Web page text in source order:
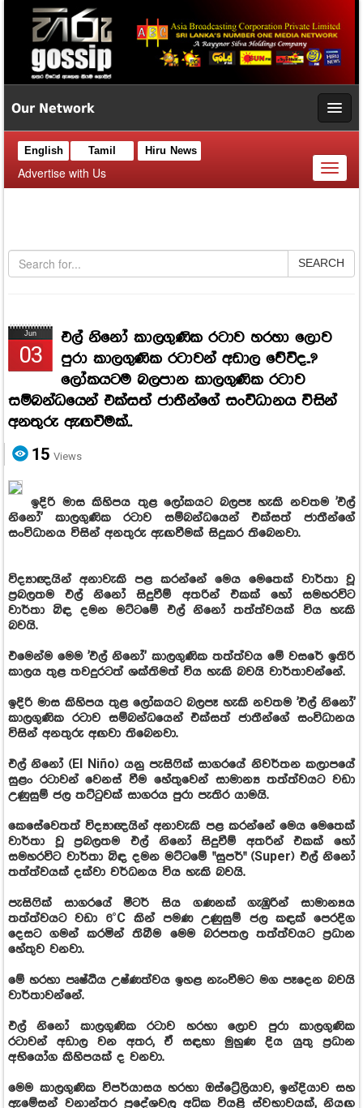
Our Network
English Tamil Hiru News
Advertise with Us
Toggle
SEARCH
Jun
03
එල් නිනෝ කාලගුණික රටාව හරහා ලොව
පුරා කාලගුණික රටාවන් අඩාල වේවිද..?
ලෝකයටම බලපාන කාලගුණික රටාව
සම්බන්ධයෙන් එක්සත් ජාතීන්ගේ සංවිධානය විසින්
අනතුරු ඇඟවීමක්..
15 Views
ඉදිරි මාස කිහිපය තුළ ලෝකයට බලපෑ හැකි නවතම 'එල්
නිනෝ' කාලගුණික රටාව සම්බන්ධයෙන් එක්සත් ජාතීන්ගේ
සංවිධානය විසින් අනතුරු ඇඟවීමක් සිදුකර තිබෙනවා.
විද්‍යාඥයින් අනාවැකි පළ කරන්නේ මෙය මෙතෙක් වාර්තා වූ
ප්‍රබලතම එල් නිනෝ සිදුවීම් අතරින් එකක් හෝ සමහරවිට
වාර්තා බිඳ දමන මට්ටමේ එල් නිනෝ තත්ත්වයක් විය හැකි
බවයි.
එමෙන්ම මෙම 'එල් නිනෝ' කාලගුණික තත්ත්වය මේ වසරේ ඉතිරි
කාලය තුළ තවදුරටත් ශක්තිමත් විය හැකි බවයි වාර්තාවන්නේ.
ඉදිරි මාස කිහිපය තුළ ලෝකයට බලපෑ හැකි නවතම 'එල් නිනෝ'
කාලගුණික රටාව සම්බන්ධයෙන් එක්සත් ජාතීන්ගේ සංවිධානය
විසින් අනතුරු අඟවා තිබෙනවා.
එල් නිනෝ (El Niño) යනු පැසිෆික් සාගරයේ නිවර්තන කලාපයේ
සුළං රටාවන් වෙනස් වීම හේතුවෙන් සාමාන්‍ය තත්ත්වයට වඩා
උණුසුම් ජල තට්ටුවක් සාගරය පුරා පැතිර යාමයි.
කෙසේවෙතත් විද්‍යාඥයින් අනාවැකි පළ කරන්නේ මෙය මෙතෙක්
වාර්තා වූ ප්‍රබලතම එල් නිනෝ සිදුවීම් අතරින් එකක් හෝ
සමහරවිට වාර්තා බිඳ දමන මට්ටමේ "සුපර්" (Super) එල් නිනෝ
තත්ත්වයක් දක්වා වර්ධනය විය හැකි බවයි.
පැසිෆික් සාගරයේ මීටර් සිය ගණනක් ගැඹුරින් සාමාන්‍යය
තත්ත්වයට වඩා 6°C කින් පමණ උණුසුම් ජල කඳක් පෙරදිග
දෙසට ගමන් කරමින් තිබීම මෙම බරපතල තත්ත්වයට ප්‍රධාන
හේතුව වනවා.
මේ හරහා පෘෂ්ඨීය උෂ්ණත්වය ඉහළ නැංවීමට මග පෑදෙන බවයි
වාර්තාවන්නේ.
එල් නිනෝ කාලගුණික රටාව හරහා ලොව පුරා කාලගුණික
රටාවන් අඩාල වන අතර, ඒ සඳහා මුහුණ දිය යුතු ප්‍රධාන
අභියෝග කිහිපයක් ද වනවා.
මෙම කාලගුණික විපර්යාසය හරහා ඔස්ට්‍රේලියාව, ඉන්දියාව සහ
ඇමේසන් වනාන්තර ප්‍රදේශවල අධික වියළි ස්වභාවයක්, නියඟ